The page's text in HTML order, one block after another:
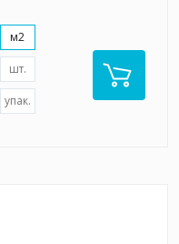
м2
шт.
упак.